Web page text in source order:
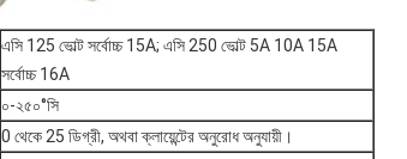
এসি 125 ভোল্ট সর্বোচ্চ 15A; এসি 250 ভোল্ট 5A 10A 15A
সর্বোচ্চ 16A
০-২৫০°সি
0 থেকে 25 ডিগ্রী, অথবা ক্লায়েন্টের অনুরোধ অনুযায়ী।